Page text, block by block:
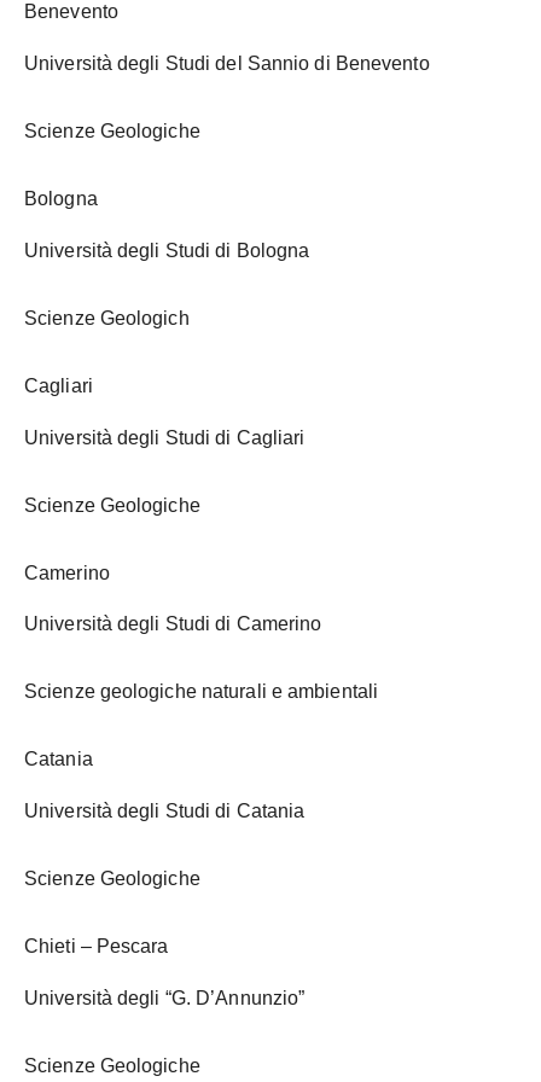
Benevento
Università degli Studi del Sannio di Benevento
Scienze Geologiche
Bologna
Università degli Studi di Bologna
Scienze Geologich
Cagliari
Università degli Studi di Cagliari
Scienze Geologiche
Camerino
Università degli Studi di Camerino
Scienze geologiche naturali e ambientali
Catania
Università degli Studi di Catania
Scienze Geologiche
Chieti – Pescara
Università degli “G. D’Annunzio”
Scienze Geologiche